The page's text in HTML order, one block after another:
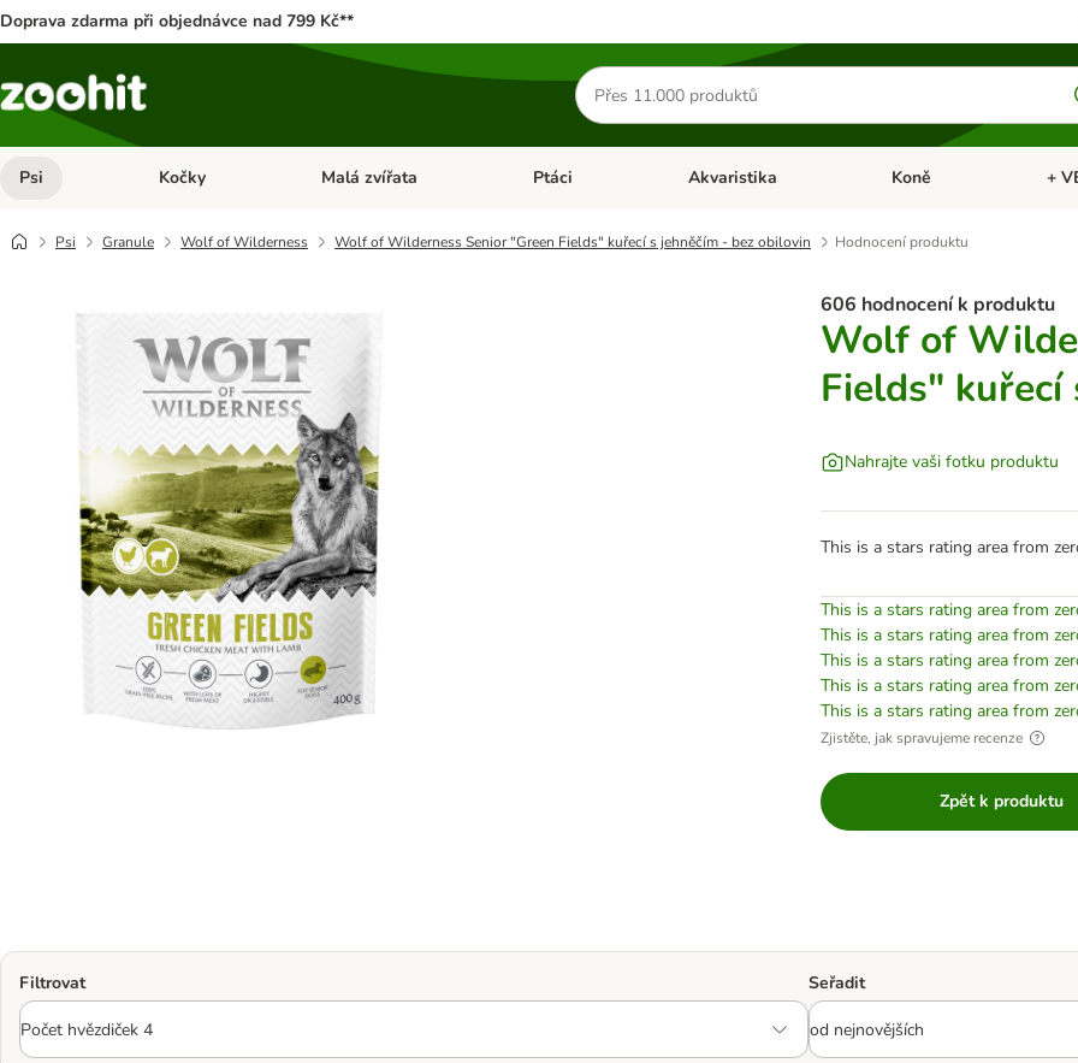
Doprava zdarma při objednávce nad 799 Kč**
Hledat
produkty
Psi Otevřít menu: Psi
Kočky Otevřít menu: Kočky
Malá zvířata Otevřít menu: Malá zvířata
Ptáci Otevřít menu: Ptáci
Akvaristika Otevřít menu: Akvaristika
Koně +
Psi Granule Wolf of Wilderness Wolf of Wilderness Senior "Green Fields" kuřecí s jehněčím - bez obilovin Hodnocení produktu
606 hodnocení k produktu
Wolf of
Fields" kuřecí
Nahrajte vaši fotku produktu
This is a stars rating area from
This is a stars rating area from
This is a stars rating area from
This is a stars rating area from
This is a stars rating area from
This is a stars rating area from
Zjistěte, jak spravujeme recenze
Zpět k produktu
Filtrovat Seřadit